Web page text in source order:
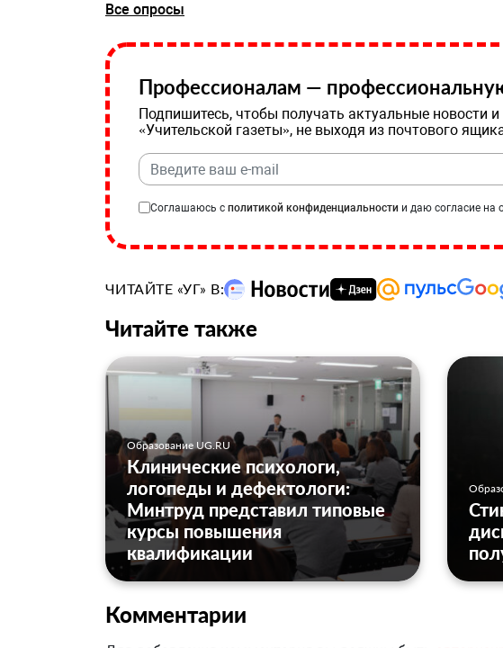
Все опросы
Профессионалам —
Подпишитесь, чтобы получать актуальные новости
«Учительской газеты», не выходя из почтового
Соглашаюсь с политикой конфиденциальности и даю согласие на
ЧИТАЙТЕ «УГ» В:
Читайте также
Образование UG.RU
Клинические психологи,
логопеды и дефектологи:
Минтруд представил типовые
курсы повышения
квалификации
Комментарии